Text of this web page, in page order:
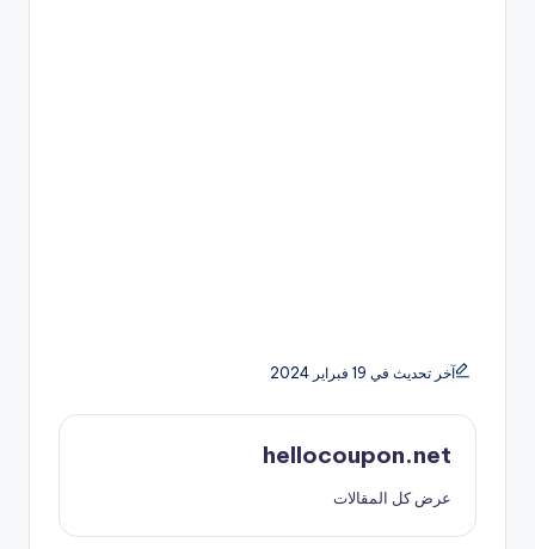
آخر تحديث في 19 فبراير 2024
hellocoupon.net
عرض كل المقالات